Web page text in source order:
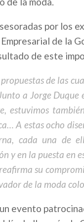
por los
de la
de este
de las
a Jorge
estuvimos
A estas ocho
cada una de
y en la puesta en
su
de la moda
evento